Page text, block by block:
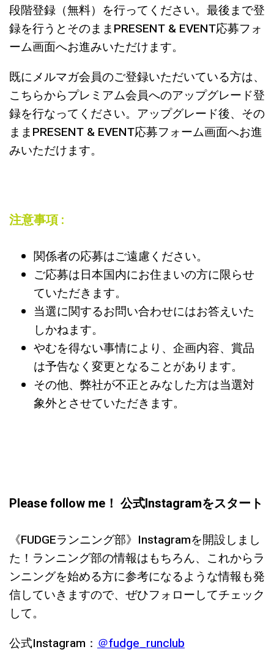
段階登録（無料）を行ってください。最後まで登
録を行うとそのままPRESENT & EVENT応募フォ
ーム画面へお進みいただけます。
既にメルマガ会員のご登録いただいている方は、
こちらからプレミアム会員へのアップグレード登
録を行なってください。アップグレード後、その
ままPRESENT & EVENT応募フォーム画面へお進
みいただけます。
注意事項 :
関係者の応募はご遠慮ください。
ご応募は日本国内にお住まいの方に限らせ
ていただきます。
当選に関するお問い合わせにはお答えいた
しかねます。
やむを得ない事情により、企画内容、賞品
は予告なく変更となることがあります。
その他、弊社が不正とみなした方は当選対
象外とさせていただきます。
Please follow me！ 公式Instagramをスタート
《FUDGEランニング部》Instagramを開設しまし
た！ランニング部の情報はもちろん、これからラ
ンニングを始める方に参考になるような情報も発
信していきますので、ぜひフォローしてチェック
して。
公式Instagram： ＠fudge_runclub